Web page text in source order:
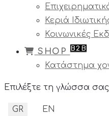
Κεριά
Κοινωνικές
SHOPB2B
Κατάστημα
Επιλέξτε τη γλώσσα σας
GR EN